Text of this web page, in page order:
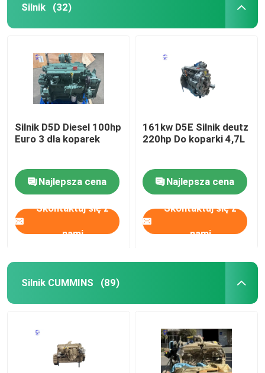
Silnik (32)
Silnik D5D Diesel 100hp
Euro 3 dla koparek
Najlepsza cena
Skontaktuj się z
nami
161kw D5E Silnik deutz
220hp Do koparki 4,7L
Najlepsza cena
Skontaktuj się z
nami
Silnik CUMMINS (89)